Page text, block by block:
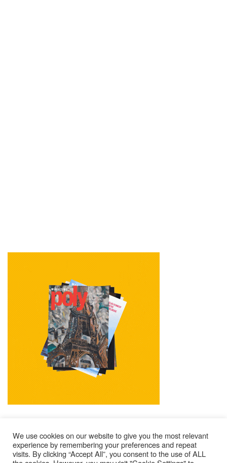
Mentions Légales Contacts Où Trouver Poly ?
We use cookies on our website to give you the most relevant
experience by remembering your preferences and repeat
visits. By clicking “Accept All”, you consent to the use of ALL